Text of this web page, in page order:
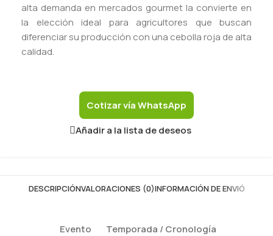
alta demanda en mercados gourmet la convierte en
la elección ideal para agricultores que buscan
diferenciar su producción con una cebolla roja de alta
calidad.
Cotizar vía WhatsApp
Añadir a la lista de deseos
DESCRIPCIÓNVALORACIONES (0)INFORMACIÓN DE ENVIÓ
Evento Temporada / Cronología